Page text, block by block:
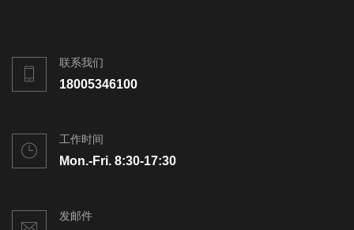
联系我们
18005346100
工作时间
Mon.-Fri. 8:30-17:30
发邮件